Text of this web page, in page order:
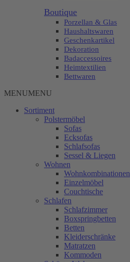
Boutique
Porzellan & Glas
Haushaltswaren
Geschenkartikel
Dekoration
Badaccessoires
Heimtextilien
Bettwaren
MENUMENU
Sortiment
Polstermöbel
Sofas
Ecksofas
Schlafsofas
Sessel & Liegen
Wohnen
Wohnkombinationen
Einzelmöbel
Couchtische
Schlafen
Schlafzimmer
Boxspringbetten
Betten
Kleiderschränke
Matratzen
Kommoden